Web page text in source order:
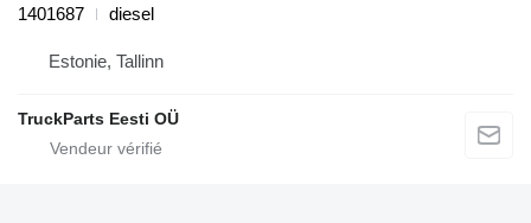
1401687
diesel
Estonie, Tallinn
TruckParts Eesti OÜ